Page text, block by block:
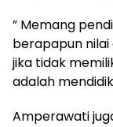
” Memang
berapapun
jika tidak
adalah
Amperawati